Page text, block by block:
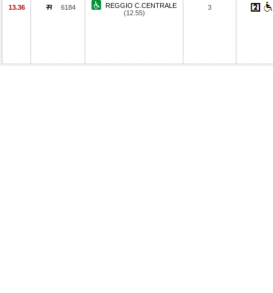
13.36 6184
REGGIO C.CENTRALE
(12.55)
3